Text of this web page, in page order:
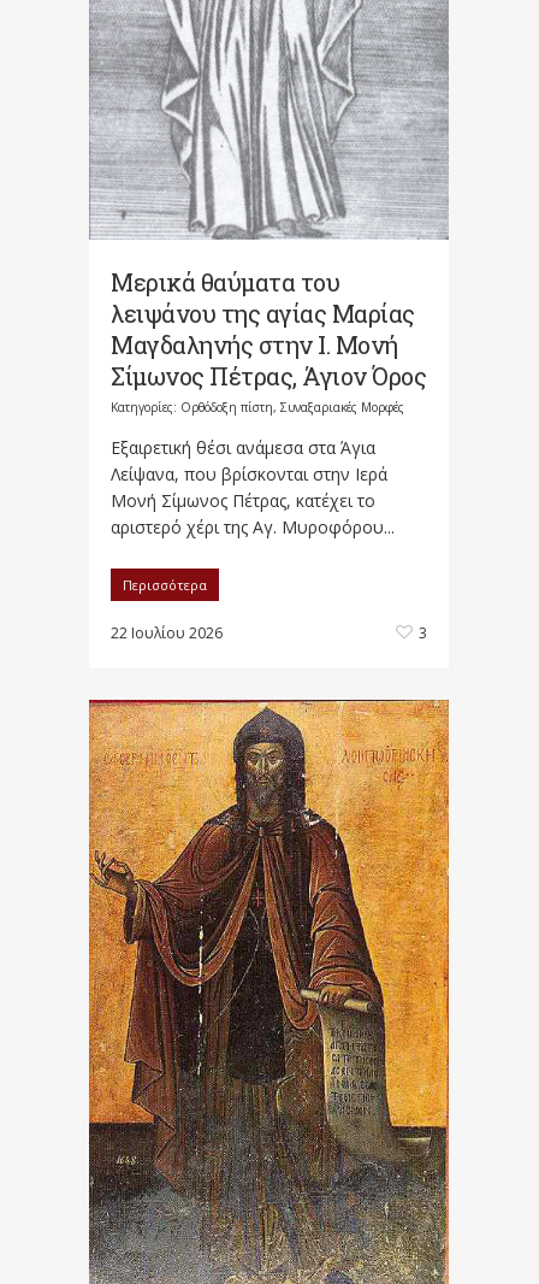
Μερικά θαύματα του
λειψάνου της αγίας Μαρίας
Μαγδαληνής στην Ι. Μονή
Σίμωνος Πέτρας, Άγιον Όρος
Κατηγορίες: Ορθόδοξη πίστη, Συναξαριακές Μορφές
Εξαιρετική θέσι ανάμεσα στα Άγια
Λείψανα, που βρίσκονται στην Ιερά
Μονή Σίμωνος Πέτρας, κατέχει το
αριστερό χέρι της Αγ. Μυροφόρου...
Περισσότερα
22 Ιουλίου 2026 3